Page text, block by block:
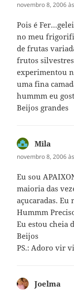
novembro 8, 2006
Pois é
no meu
de frutas
frutos
experimentou
uma fina
hummm eu
Beijos grandes
Mila
novembro 8, 2006
Eu sou
maioria das
açucaradas. Eu
Hummm
Eu estou cheia
Beijos
PS.: Adoro vir
Joelma